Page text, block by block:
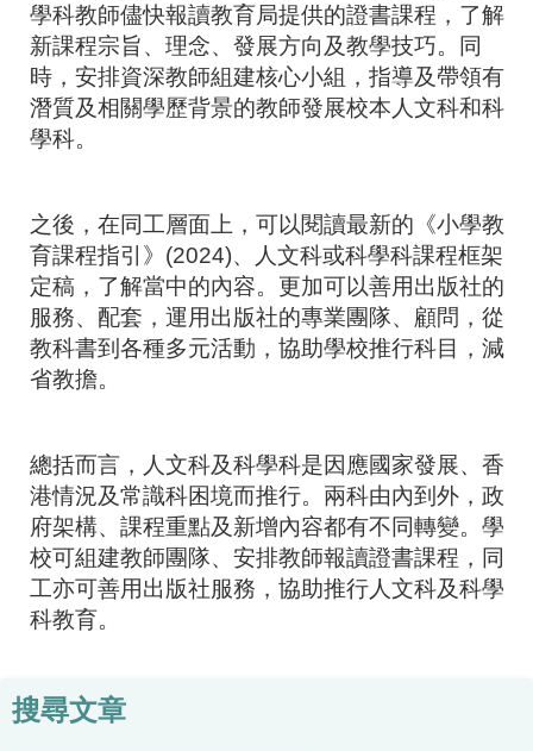
學科教師儘快報讀教育局提供的證書課程，了解
新課程宗旨、理念、發展方向及教學技巧。同
時，安排資深教師組建核心小組，指導及帶領有
潛質及相關學歷背景的教師發展校本人文科和科
學科。
之後，在同工層面上，可以閱讀最新的《小學教
育課程指引》 (2024)、人文科或科學科課程框架
定稿，了解當中的內容。更加可以善用出版社的
服務、配套，運用出版社的專業團隊、顧問，從
教科書到各種多元活動，協助學校推行科目，減
省教擔。
總括而言，人文科及科學科是因應國家發展、香
港情況及常識科困境而推行。兩科由內到外，政
府架構、課程重點及新增內容都有不同轉變。學
校可組建教師團隊、安排教師報讀證書課程，同
工亦可善用出版社服務，協助推行人文科及科學
科教育。
搜尋文章